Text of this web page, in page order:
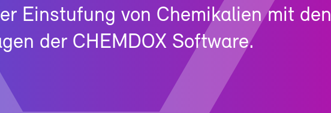
Ein­stu­fung von Che­mi­ka­li­en mit den
der CHEM­DOX Soft­ware.